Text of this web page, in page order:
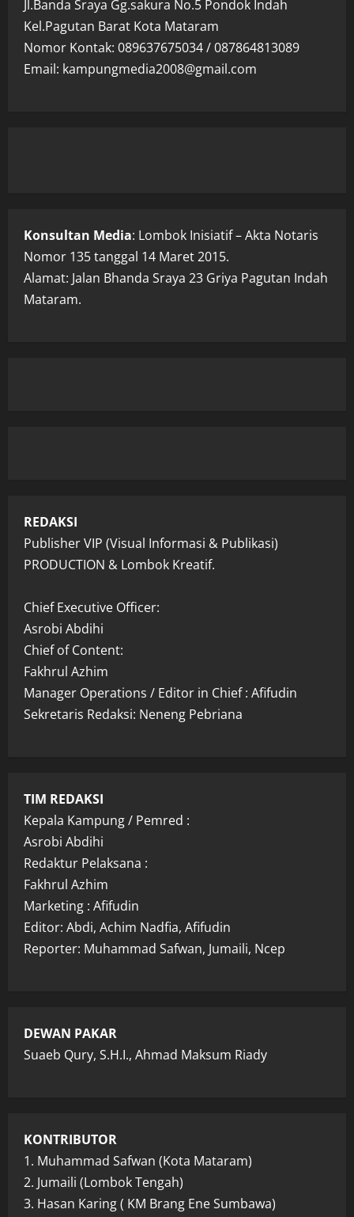
Jl.Banda Sraya Gg.sakura No.5 Pondok Indah
Kel.Pagutan Barat Kota Mataram
Nomor Kontak: 089637675034 / 087864813089
Email: kampungmedia2008@gmail.com
Konsultan Media: Lombok Inisiatif – Akta Notaris
Nomor 135 tanggal 14 Maret 2015.
Alamat: Jalan Bhanda Sraya 23 Griya Pagutan Indah
Mataram.
REDAKSI
Publisher VIP (Visual Informasi & Publikasi)
PRODUCTION & Lombok Kreatif.
Chief Executive Officer:
Asrobi Abdihi
Chief of Content:
Fakhrul Azhim
Manager Operations / Editor in Chief : Afifudin
Sekretaris Redaksi: Neneng Pebriana
TIM REDAKSI
Kepala Kampung / Pemred :
Asrobi Abdihi
Redaktur Pelaksana :
Fakhrul Azhim
Marketing : Afifudin
Editor: Abdi, Achim Nadfia, Afifudin
Reporter: Muhammad Safwan, Jumaili, Ncep
DEWAN PAKAR
Suaeb Qury, S.H.I., Ahmad Maksum Riady
KONTRIBUTOR
1. Muhammad Safwan (Kota Mataram)
2. Jumaili (Lombok Tengah)
3. Hasan Karing ( KM Brang Ene Sumbawa)